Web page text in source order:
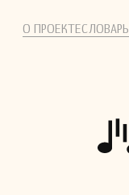
О ПРОЕКТЕСЛОВАРЬ